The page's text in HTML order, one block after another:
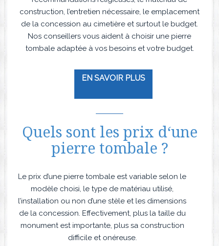
construction, l’entretien nécessaire, le emplacement
de la concession au cimetière et surtout le budget.
Nos conseillers vous aident à choisir une pierre
tombale adaptée à vos besoins et votre budget.
EN SAVOIR PLUS
Quels sont les prix d‘une
pierre tombale ?
Le prix d’une pierre tombale est variable selon le
modèle choisi, le type de matériau utilisé,
l’installation ou non d’une stèle et les dimensions
de la concession. Effectivement, plus la taille du
monument est importante, plus sa construction
difficile et onéreuse.